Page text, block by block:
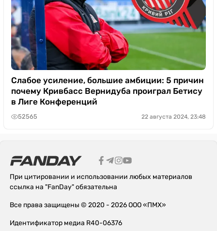
Слабое усиление, большие амбиции: 5 причин
почему Кривбасс Вернидуба проиграл Бетису
в Лиге Конференций
52565 22 августа 2024, 23:48
При цитировании и использовании любых материалов
ссылка на "FanDay" обязательна
Все права защищены © 2020 - 2026 ООО «ПМХ»
Идентификатор медиа R40-06376